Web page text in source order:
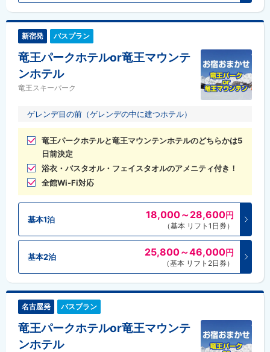
新宿発 バスプラン
竜王パークホテルor竜王マウンテ
ンホテル
竜王スキーパーク
ゲレンデ目の前（ゲレンデの中に建つホテル）
竜王パークホテルと竜王マウンテンホテルのどちらかは5
日前決定
浴衣・バスタオル・フェイスタオルのアメニティ付き！
全館Wi-Fi対応
基本1泊 18,000～28,600円
（基本 リフト1日券）
基本2泊 25,800～46,000円
（基本 リフト2日券）
名古屋発 バスプラン
竜王パークホテルor竜王マウンテ
ンホテル